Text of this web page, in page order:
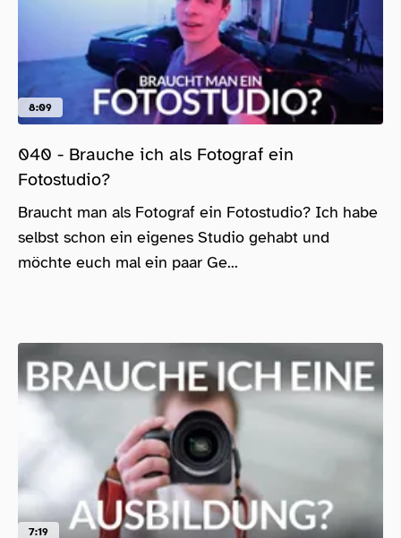
8:09
040 - Brauche ich als Fotograf ein
Fotostudio?
Braucht man als Fotograf ein Fotostudio? Ich habe
selbst schon ein eigenes Studio gehabt und
möchte euch mal ein paar Ge...
7:19